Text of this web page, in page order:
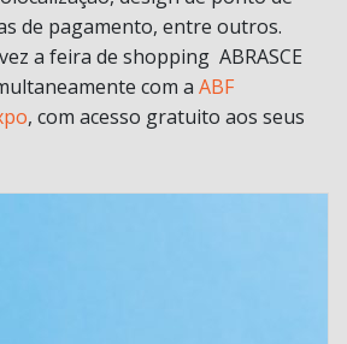
de pagamento, entre outros.
a feira de shopping ABRASCE
com a ABF
, com acesso gratuito aos seus